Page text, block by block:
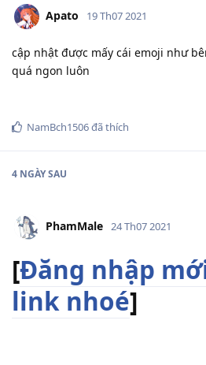
Apato 19 Th07 2021
cập nhật được mấy cái emoji như
quá ngon luôn
NamBch1506đã thích
4 NGÀYSAU
PhamMale 24 Th07 2021
[Đăng nhập
link nhoé]